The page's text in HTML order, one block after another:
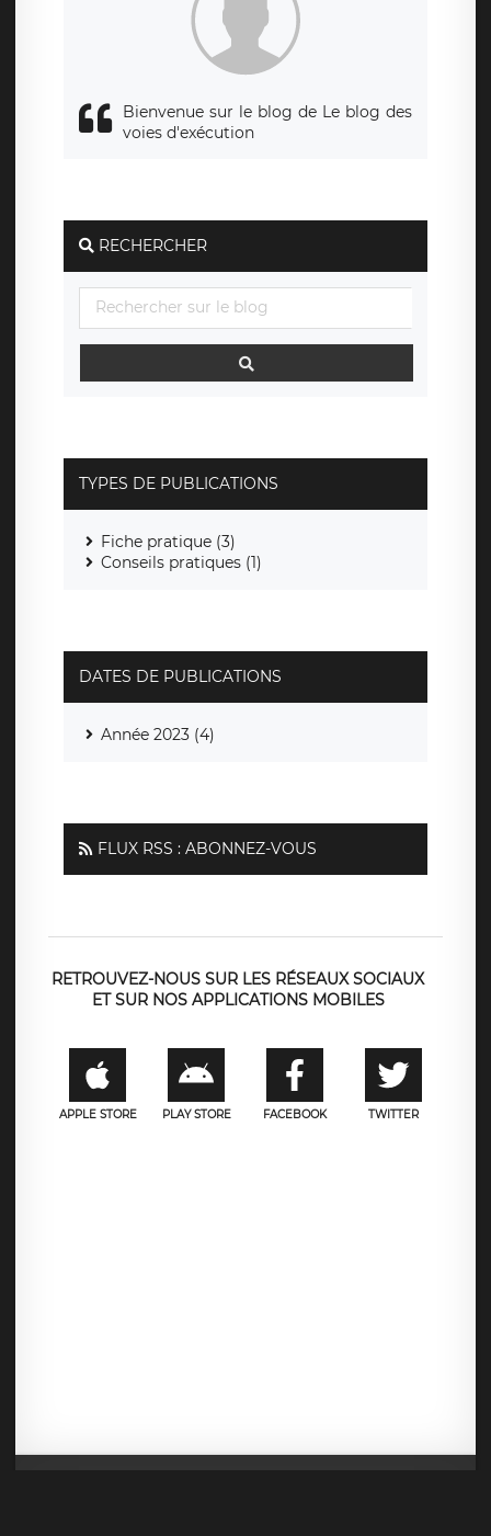
Bienvenue sur le blog de Le blog des
voies d'exécution
RECHERCHER
TYPES DE PUBLICATIONS
Fiche pratique (3)
Conseils pratiques (1)
DATES DE PUBLICATIONS
Année 2023 (4)
FLUX RSS : ABONNEZ-VOUS
RETROUVEZ-NOUS SUR LES RÉSEAUX SOCIAUX
ET SUR NOS APPLICATIONS MOBILES
APPLE STORE PLAY STORE FACEBOOK TWITTER